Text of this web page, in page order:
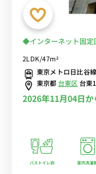
◆インターネット固定
2LDK/47m²
東京メトロ日比
東京都台東区台東
2026年11月04日か
バストイレ別 室内洗濯